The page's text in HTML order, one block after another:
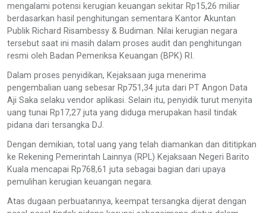
mengalami potensi kerugian keuangan sekitar Rp15,26 miliar
berdasarkan hasil penghitungan sementara Kantor Akuntan
Publik Richard Risambessy & Budiman. Nilai kerugian negara
tersebut saat ini masih dalam proses audit dan penghitungan
resmi oleh Badan Pemeriksa Keuangan (BPK) RI.
Dalam proses penyidikan, Kejaksaan juga menerima
pengembalian uang sebesar Rp751,34 juta dari PT Angon Data
Aji Saka selaku vendor aplikasi. Selain itu, penyidik turut menyita
uang tunai Rp17,27 juta yang diduga merupakan hasil tindak
pidana dari tersangka DJ.
Dengan demikian, total uang yang telah diamankan dan dititipkan
ke Rekening Pemerintah Lainnya (RPL) Kejaksaan Negeri Barito
Kuala mencapai Rp768,61 juta sebagai bagian dari upaya
pemulihan kerugian keuangan negara.
Atas dugaan perbuatannya, keempat tersangka dijerat dengan